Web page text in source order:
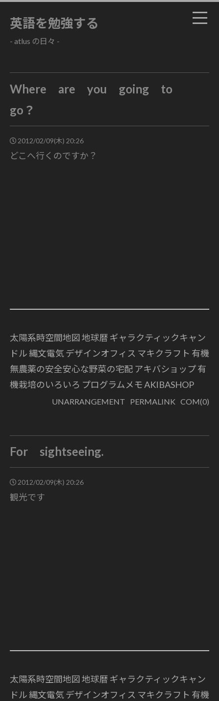
英語を勉強する
- atlus の日々 -
Where are you going to
go？
2012/02/09(木) 20:26
どこへ行くのですか？
太陽系時空間地図 地球暦 ギャラクティックキャン
ドル 縄文電気デザインオフィス マキクラフト 有機
無農薬の安全安心な野菜の宅配 アキバショップ有
機栽培のいろいろ プログラムメモAKIBASHOP
UNARRANGEMENT PERMALINK COM(0)
For sightseeing.
2012/02/09(木) 20:26
観光です
太陽系時空間地図 地球暦 ギャラクティックキャン
ドル 縄文電気デザインオフィス マキクラフト 有機